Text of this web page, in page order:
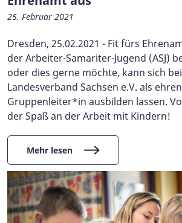
25. Februar 2021
Dresden, 25.02.2021 - Fit fürs
der Arbeiter-Samariter-Jugend (ASJ)
oder dies gerne möchte, kann sich
Landesverband Sachsen e.V. als
Gruppenleiter*in ausbilden lassen.
der Spaß an der Arbeit mit Kindern!
Mehr lesen